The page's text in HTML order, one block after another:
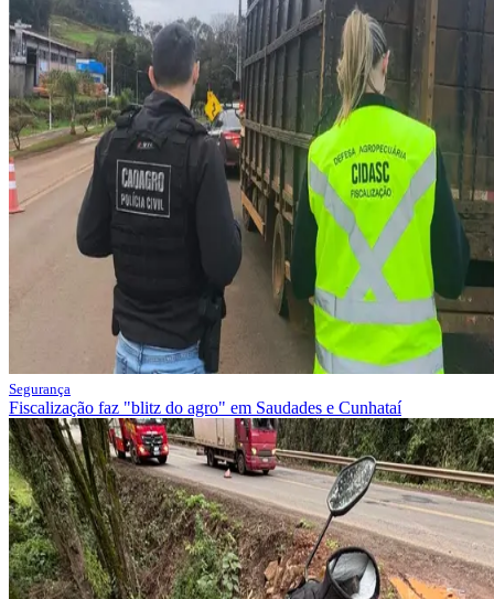
Segurança
Fiscalização faz "blitz do agro" em Saudades e Cunhataí